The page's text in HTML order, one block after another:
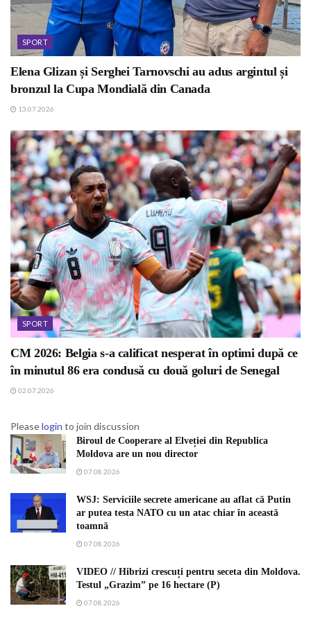
SPORT
Elena Glizan și Serghei Tarnovschi au adus argintul și
bronzul la Cupa Mondială din Canada
13.07.2026
SPORT
CM 2026: Belgia s-a calificat nesperat în optimi după ce
în minutul 86 era condusă cu două goluri de Senegal
02.07.2026
Pleaselogin to join discussion
Biroul de Cooperare al Elveției din Republica
Moldova are un nou director
07.08.2026
WSJ: Serviciile secrete americane au aflat că Putin
ar putea testa NATO cu un atac chiar în această
toamnă
07.08.2026
VIDEO // Hibrizi crescuți pentru seceta din Moldova.
Testul „Grazim” pe 16 hectare (P)
07.08.2026